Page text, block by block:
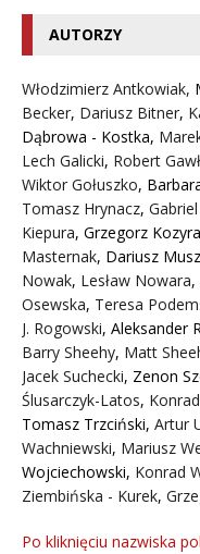
AUTORZY
Włodzimierz Antkowiak,
Becker, Dariusz Bitner,
Dąbrowa - Kostka,
Lech Galicki, Robert
Wiktor Gołuszko,
Tomasz Hrynacz,
Kiepura, Grzegorz Kozyra
Masternak, Dariusz
Nowak, Lesław Nowara,
Osewska, Teresa
J. Rogowski, Aleksander
Barry Sheehy, Matt
Jacek Suchecki, Zenon
Ślusarczyk-Latos,
Tomasz Trzciński, Artur
Wachniewski, Mariusz
Wojciechowski, Konrad
Ziembińska - Kurek,
Po kliknięciu nazwiska